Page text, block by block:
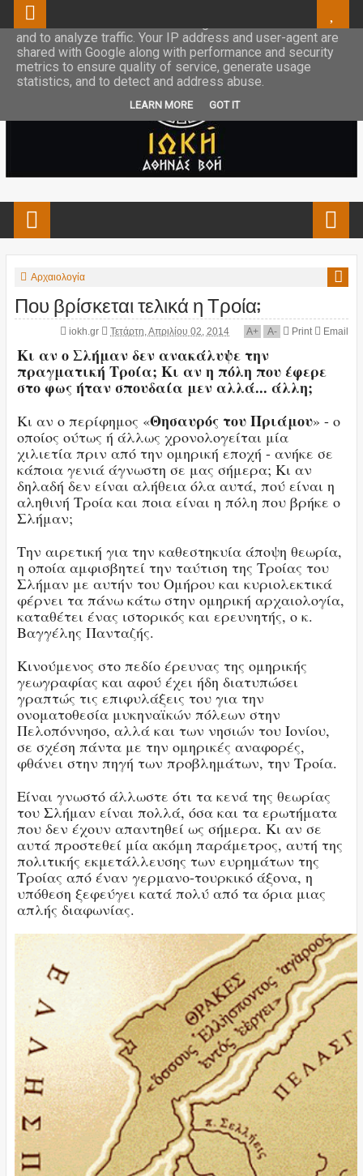
Αρχαιολογία
Που βρίσκεται τελικά η Τροία;
iokh.gr Τετάρτη, Απριλίου 02, 2014 A+ A- Print Email
Κι αν ο Σλήμαν δεν ανακάλυψε την
πραγματική Τροία; Κι αν η πόλη που έφερε
στο φως ήταν σπουδαία μεν αλλά... άλλη;
Κι αν ο περίφημος «Θησαυρός του Πριάμου» - ο
οποίος ούτως ή άλλως χρονολογείται μία
χιλιετία πριν από την ομηρική εποχή - ανήκε σε
κάποια γενιά άγνωστη σε μας σήμερα; Κι αν
δηλαδή δεν είναι αλήθεια όλα αυτά, πού είναι η
αληθινή Τροία και ποια είναι η πόλη που βρήκε ο
Σλήμαν;
Την αιρετική για την καθεστηκυία άποψη θεωρία,
η οποία αμφισβητεί την ταύτιση της Τροίας του
Σλήμαν με αυτήν του Ομήρου και κυριολεκτικά
φέρνει τα πάνω κάτω στην ομηρική αρχαιολογία,
καταθέτει ένας ιστορικός και ερευνητής, ο κ.
Βαγγέλης Πανταζής.
Κινούμενος στο πεδίο έρευνας της ομηρικής
γεωγραφίας και αφού έχει ήδη διατυπώσει
γραπτώς τις επιφυλάξεις του για την
ονοματοθεσία μυκηναϊκών πόλεων στην
Πελοπόννησο, αλλά και των νησιών του Ιονίου,
σε σχέση πάντα με την ομηρικές αναφορές,
φθάνει στην πηγή των προβλημάτων, την Τροία.
Είναι γνωστό άλλωστε ότι τα κενά της θεωρίας
του Σλήμαν είναι πολλά, όσα και τα ερωτήματα
που δεν έχουν απαντηθεί ως σήμερα. Κι αν σε
αυτά προστεθεί μία ακόμη παράμετρος, αυτή της
πολιτικής εκμετάλλευσης των ευρημάτων της
Τροίας από έναν γερμανο-τουρκικό άξονα, η
υπόθεση ξεφεύγει κατά πολύ από τα όρια μιας
απλής διαφωνίας.
This site uses cookies from Google to deliver its services
and to analyze traffic. Your IP address and user-agent are
shared with Google along with performance and security
metrics to ensure quality of service, generate usage
statistics, and to detect and address abuse.
LEARN MORE GOT IT